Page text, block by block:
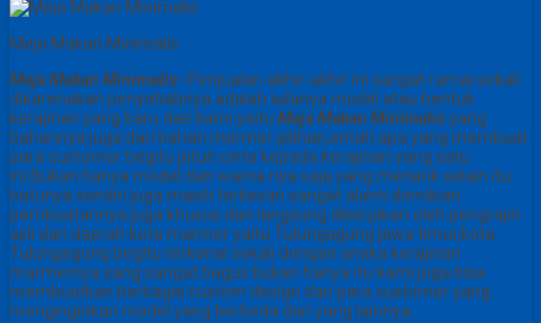
Meja Makan Minimalis
Meja Makan Minimalis- Penjualan akhir-akhir ini sangat ramai sekali
dikarenakan penyebabnya adalah adanya model atau bentuk
kerajinan yang baru dari kami yaitu Meja Makan Minimalisyang
bahannya juga dari bahan mermer pilihan,entah apa yang membuat
para customer begitu jatuh cinta kepada kerajinan yang satu
ini.Bukan hanya model dan warna nya saja yang menarik selain itu
batunya sendiri juga masih terkesan sangat alami demikian
pembuatannya juga khusus dan langsung dikerjakan oleh pengrajin
asli dari daerah kota marmer yaitu Tulungagung jawa timur,kota
Tulungagung begitu terkenal sekali dengan aneka kerajinan
marmernya yang sangat bagus bukan hanya itu kami juga bisa
membuatkan berbagai custom design dari para customer yang
menginginkan model yang berbeda dari yang lainnya.